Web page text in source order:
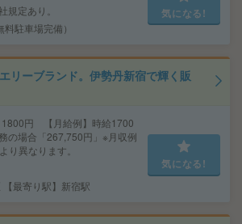
規定あり。
駐車場完備）
気になる!
リーブランド。伊勢丹新宿で輝く販
1800円 【月給例】時給1700
場合「267,750円」※月収例
り異なります。
【最寄り駅】新宿駅
気になる!